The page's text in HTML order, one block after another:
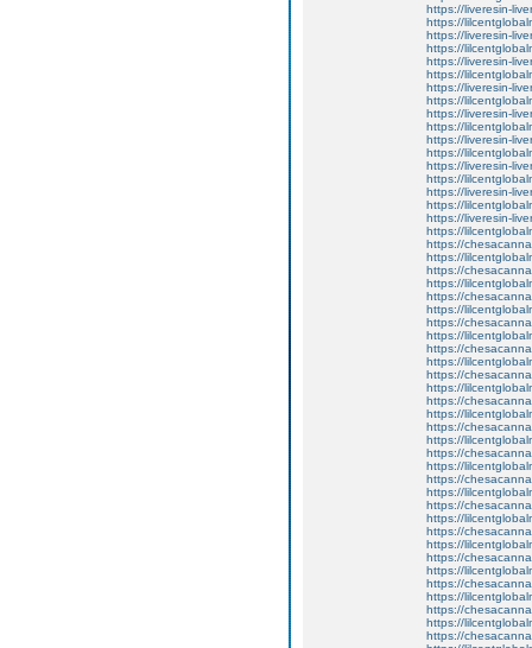
https://liveresin-
https://
https://liveresin-
https://
https://liveresin-
https://
https://liveresin-
https://
https://liveresin-
https://
https://liveresin-
https://
https://liveresin-
https://
https://liveresin-
https://
https://liveresin-
https://
https://
https://
https://
https://
https://
https://
https://
https://
https://
https://
https://
https://
https://
https://
https://
https://
https://
https://
https://
https://
https://
https://
https://
https://
https://
https://
https://
https://
https://
https://
https://